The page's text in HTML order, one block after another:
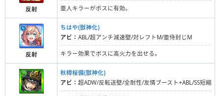
反射 亜人キラーがボスに有効。
反射
ちはや(獣神化)
アビ： ABL/超アンチ減速壁/対レフトM/亜侍封じM
キラー効果でボスに高火力を出せる。
秋樽桜備(獣神化)
アビ： 超ADW/反転送壁/全耐性/友情ブースト+ABL/SS短縮